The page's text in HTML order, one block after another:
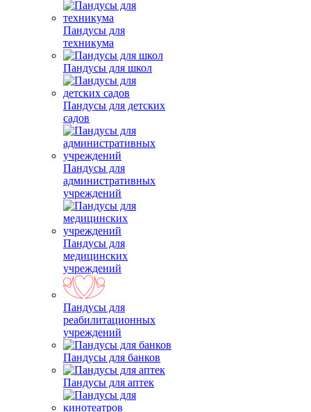
Пандусы для
техникума
Пандусы для школ
Пандусы для детских
садов
Пандусы для
административных
учреждений
Пандусы для
медицинских
учреждений
Пандусы для
реабилитационных
учреждений
Пандусы для банков
Пандусы для аптек